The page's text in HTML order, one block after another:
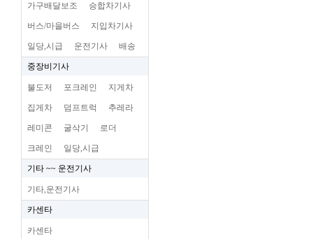
가구배달보조 승합차기사
버스/마을버스 지입차기사
일당,시급 운전기사 배송
중장비기사
불도저 포크레인 지게차
집게차 덤프트럭 추레라
레미콘 굴삭기 로더
크레인 일당,시급
기타 ~~ 운전기사
기타,운전기사
카센타
카센타